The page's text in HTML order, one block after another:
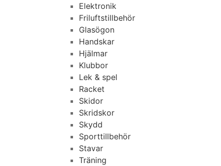
Elektronik
Friluftstillbehör
Glasögon
Handskar
Hjälmar
Klubbor
Lek & spel
Racket
Skidor
Skridskor
Skydd
Sporttillbehör
Stavar
Träning